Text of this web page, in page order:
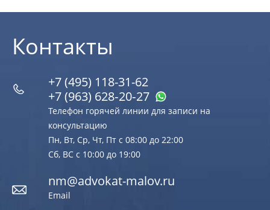
Контакты
+7 (495) 118-31-62
+7 (963) 628‑20‑27
Телефон горячей линии для записи на
консультацию
Пн, Вт, Ср, Чт, Пт с 08:00 до 22:00
Сб, ВС с 10:00 до 19:00
nm@advokat-malov.ru
Email